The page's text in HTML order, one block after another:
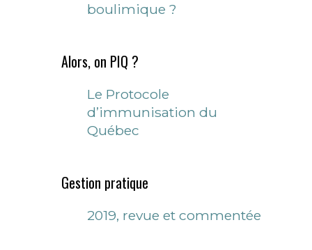
boulimique ?
Alors, on PIQ ?
Le Protocole
d’immunisation du
Québec
Gestion pratique
2019, revue et commentée